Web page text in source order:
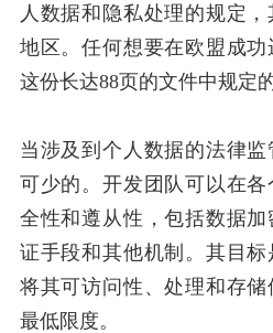
人数据和隐私处理的规定
地区。任何想要在欧盟成
这份长达88页的文件中规定
当涉及到个人数据的法律
可少的。开发团队可以在
全性和遵从性，包括数据
证手段和其他机制。其目
将其可访问性、处理和存
最低限度。